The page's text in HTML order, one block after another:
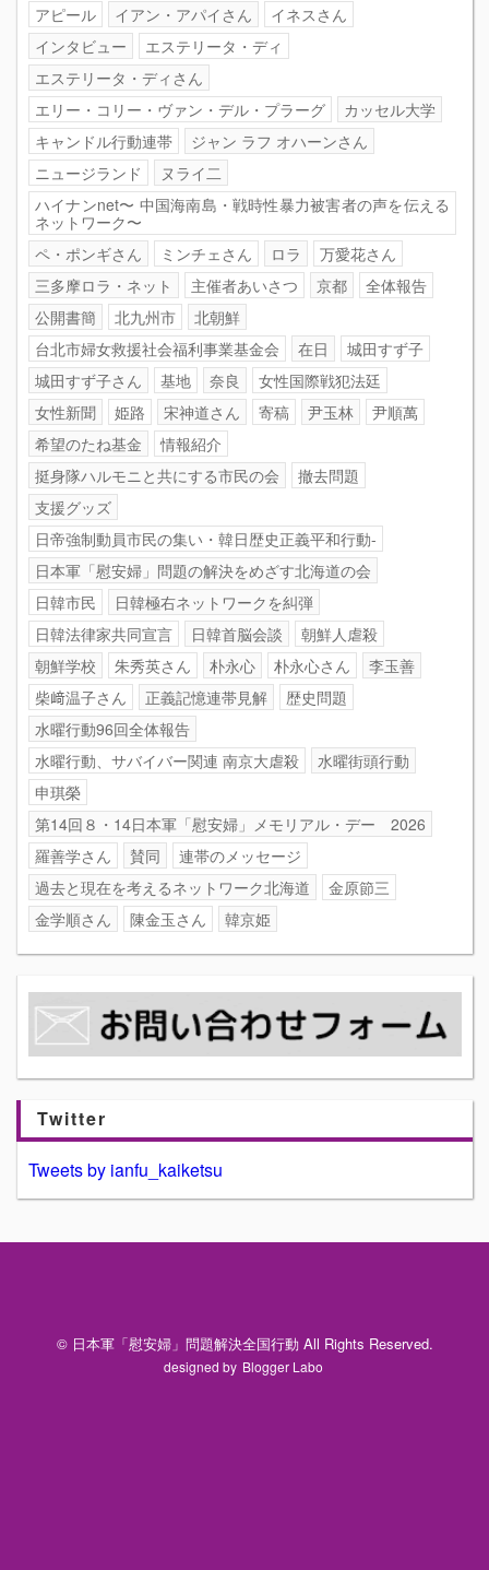
アピール
イアン・アパイさん
イネスさん
インタビュー
エステリータ・ディ
エステリータ・ディさん
エリー・コリー・ヴァン・デル・プラーグ
カッセル大学
キャンドル行動連帯
ジャン ラフ オハーンさん
ニュージランド
ヌライ二
ハイナンnet〜 中国海南島・戦時性暴力被害者の声を伝える
ネットワーク〜
ペ・ポンギさん
ミンチェさん ロラ
万愛花さん
三多摩ロラ・ネット
主催者あいさつ 京都
全体報告
公開書簡
北九州市
北朝鮮
台北市婦女救援社会福利事業基金会
在日
城田すず子
城田すず子さん
基地 奈良
女性国際戦犯法廷
女性新聞
姫路 宋神道さん 寄稿 尹玉林
尹順萬
希望のたね基金
情報紹介
挺身隊ハルモニと共にする市民の会
撤去問題
支援グッズ
日帝強制動員市民の集い・韓日歴史正義平和行動-
日本軍「慰安婦」問題の解決をめざす北海道の会
日韓市民
日韓極右ネットワークを糾弾
日韓法律家共同宣言
日韓首脳会談
朝鮮人虐殺
朝鮮学校
朱秀英さん 朴永心 朴永心さん
李玉善
柴﨑温子さん
正義記憶連帯見解
歴史問題
水曜行動96回全体報告
水曜行動、サバイバー関連 南京大虐殺
水曜街頭行動
申琪榮
第14回８・14日本軍「慰安婦」メモリアル・デー 2026
羅善学さん
賛同
連帯のメッセージ
過去と現在を考えるネットワーク北海道
金原節三
金学順さん
陳金玉さん 韓京姫
Twitter
Tweets by ianfu_kaiketsu
© 日本軍「慰安婦」問題解決全国行動 All Rights Reserved.
designed by Blogger Labo